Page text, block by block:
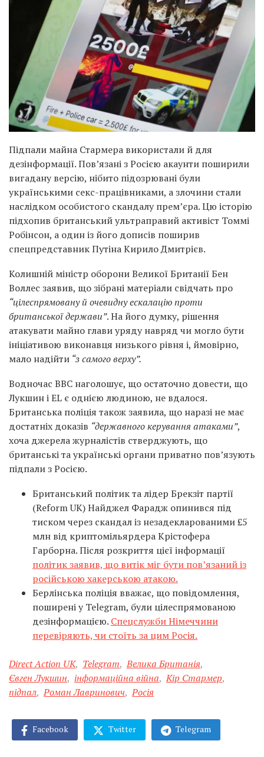
Підпали майна Стармера використали й для
дезінформації. Пов’язані з Росією акаунти поширили
вигадану версію, нібито підозрювані були
українськими секс-працівниками, а злочини стали
наслідком особистого скандалу прем’єра. Цю історію
підхопив британський ультраправий активіст Томмі
Робінсон, а один із його дописів поширив
спецпредставник Путіна Кирило Дмитрієв.
Колишній міністр оборони Великої Британії Бен
Воллес заявив, що зібрані матеріали свідчать про
“цілеспрямовану й очевидну ескалацію проти
британської держави”. На його думку, рішення
атакувати майно глави уряду навряд чи могло бути
ініціативою виконавця низького рівня і, ймовірно,
мало надійти “з самого верху”.
Водночас BBC наголошує, що остаточно довести, що
Лукшин і EL є однією людиною, не вдалося.
Британська поліція також заявила, що наразі не має
достатніх доказів “державного керування атаками”,
хоча джерела журналістів стверджують, що
британські та українські органи приватно пов’язують
підпали з Росією.
Британський політик та лідер Брекзіт партії
(Reform UK) Найджел Фарадж опинився під
тиском через скандал із незадекларованими £5
млн від криптомільярдера Крістофера
Гарборна. Після розкриття цієї інформації
політик заявив, що витік міг бути пов’язаний із
російською хакерською атакою.
Берлінська поліція вважає, що повідомлення,
поширені у Telegram, були цілеспрямованою
дезінформацією. Спецслужби Німеччини
перевіряють, чи стоїть за цим Росія.
Direct Action UK, Telegram, Велика Британія,
Євген Лукшин, інформаційна війна, Кір Стармер,
підпал, Роман Лавринович, Росія
Facebook Twitter Telegram